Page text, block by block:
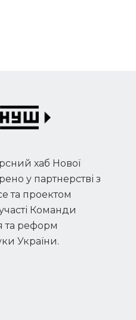
хаб Нової
у партнерстві з
та проектом
Команди
та реформ
України.